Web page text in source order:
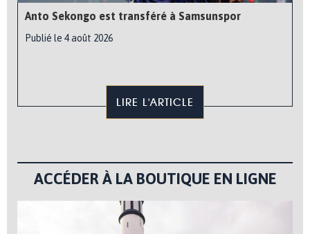
Anto Sekongo est transféré à Samsunspor
Publié le 4 août 2026
LIRE L'ARTICLE
ACCÉDER À LA BOUTIQUE EN LIGNE